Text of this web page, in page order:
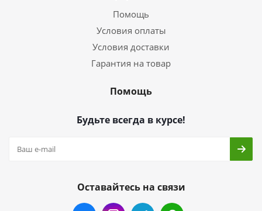
Помощь
Условия оплаты
Условия доставки
Гарантия на товар
Помощь
Будьте всегда в курсе!
Оставайтесь на связи